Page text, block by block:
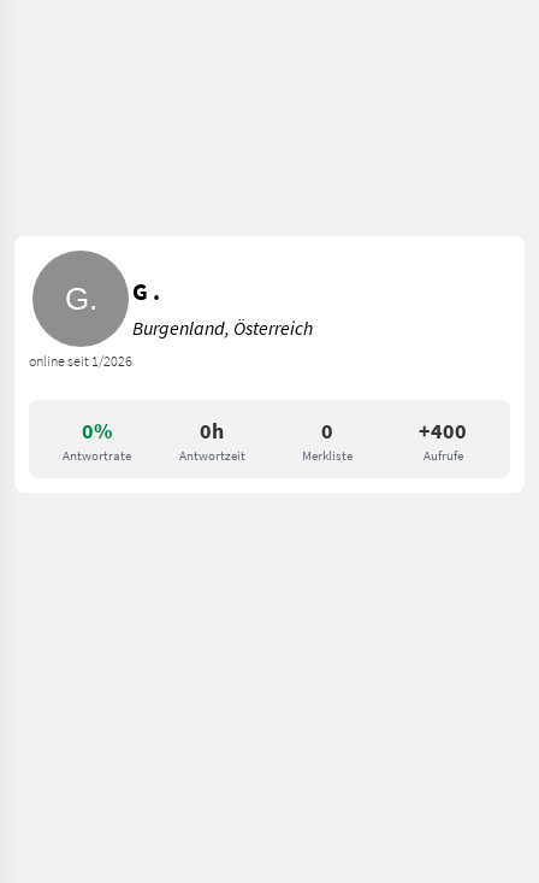
0%
Antwortrate
0h
Antwortzeit
0
Merkliste
+400
Aufrufe
online seit 1/2026
G .
Burgenland, Österreich